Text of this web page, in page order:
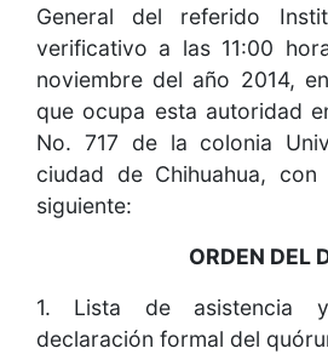
General del referido
verificativo a las 11:00
noviembre del año 2014,
que ocupa esta autoridad
No. 717 de la colonia
ciudad de Chihuahua,
siguiente:
ORDEN DEL
1. Lista de asistencia
declaración formal del